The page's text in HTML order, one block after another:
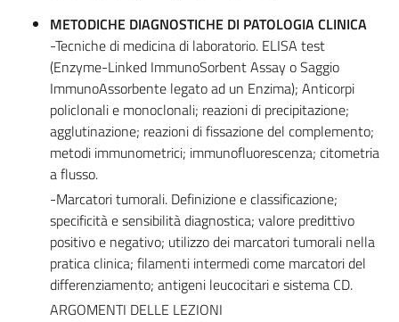
METODICHE DIAGNOSTICHE DI PATOLOGIA CLINICA
-Tecniche di medicina di laboratorio. ELISA test
(Enzyme-Linked ImmunoSorbent Assay o Saggio
ImmunoAssorbente legato ad un Enzima); Anticorpi
policlonali e monoclonali; reazioni di precipitazione;
agglutinazione; reazioni di fissazione del complemento;
metodi immunometrici; immunofluorescenza; citometria
a flusso.
-Marcatori tumorali. Definizione e classificazione;
specificità e sensibilità diagnostica; valore predittivo
positivo e negativo; utilizzo dei marcatori tumorali nella
pratica clinica; filamenti intermedi come marcatori del
differenziamento; antigeni leucocitari e sistema CD.
ARGOMENTI DELLE LEZIONI